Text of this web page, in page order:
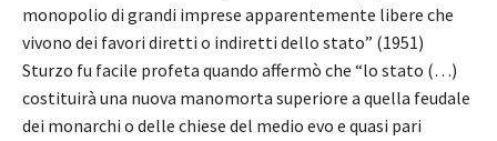
monopolio di grandi imprese apparentemente libere che
vivono dei favori diretti o indiretti dello stato” (1951)
Sturzo fu facile profeta quando affermò che “lo stato (…)
costituirà una nuova manomorta superiore a quella feudale
dei monarchi o delle chiese del medio evo e quasi pari